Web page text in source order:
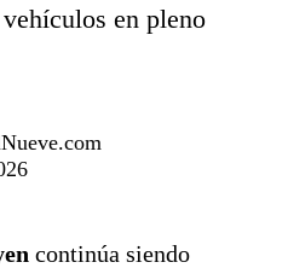
en pleno
continúa siendo